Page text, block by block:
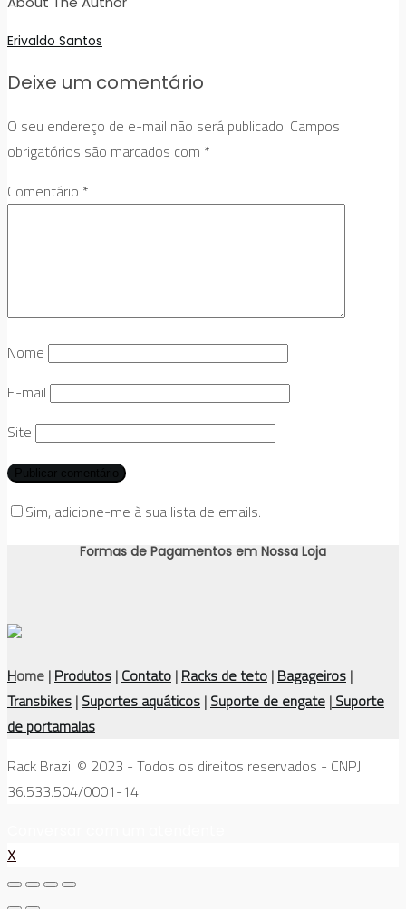
Erivaldo Santos
Deixe um comentário
O seu endereço de e-mail não será publicado. Campos
obrigatórios são marcados com *
Comentário *
Nome
E-mail
Site
Sim, adicione-me à sua lista de emails.
Formas de Pagamentos em Nossa Loja
Home |Produtos|Contato|Racks de teto|Bagageiros|
Transbikes|Suportes aquáticos|Suporte de engate|Suporte
de portamalas
Rack Brazil © 2023 - Todos os direitos reservados - CNPJ
36.533.504/0001-14
X